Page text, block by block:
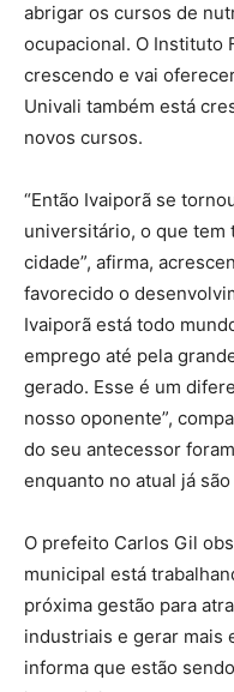
abrigar os cursos de
ocupacional. O Instituto
crescendo e vai
Univali também está
novos cursos.
“Então Ivaiporã se
universitário, o que tem
cidade”, afirma,
favorecido o
Ivaiporã está todo
emprego até pela
gerado. Esse é um
nosso oponente”,
do seu antecessor
enquanto no atual já são
O prefeito Carlos Gil
municipal está
próxima gestão para
industriais e gerar mais
informa que estão